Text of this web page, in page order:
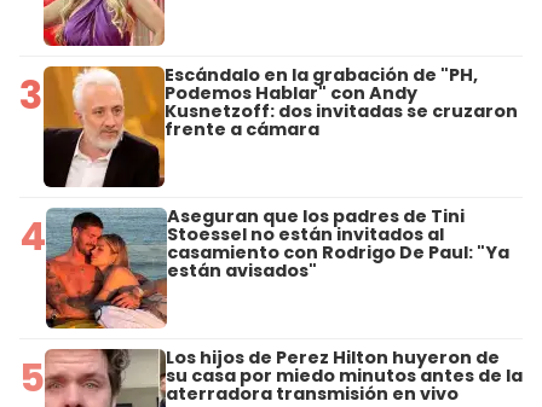
3 Escándalo en la grabación de "PH,
Podemos Hablar" con Andy
Kusnetzoff: dos invitadas se cruzaron
frente a cámara
4 Aseguran que los padres de Tini
Stoessel no están invitados al
casamiento con Rodrigo De Paul: "Ya
están avisados"
5 Los hijos de Perez Hilton huyeron de
su casa por miedo minutos antes de la
aterradora transmisión en vivo